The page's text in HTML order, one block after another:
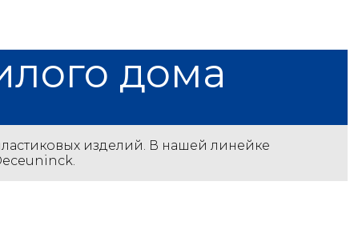
дома
изделий. В нашей линейке